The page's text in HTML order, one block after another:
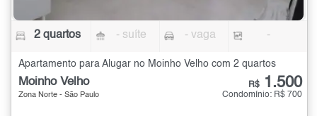
2 quartos - suíte - vaga -
Apartamento para Alugar no Moinho Velho com 2 quartos
Moinho Velho
Zona Norte - São Paulo
R$ 1.500
Condomínio: R$ 700